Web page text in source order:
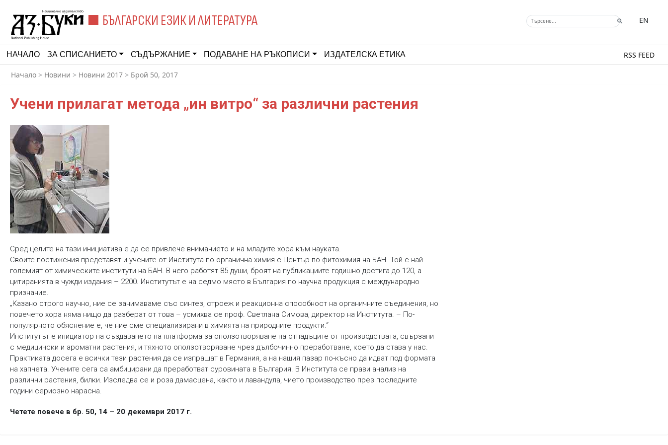
БЪЛГАРСКИ ЕЗИК И ЛИТЕРАТУРА EN
НАЧАЛО ЗА СПИСАНИЕТО СЪДЪРЖАНИЕ ПОДАВАНЕ НА РЪКОПИСИ ИЗДАТЕЛСКА ЕТИКА RSS FEED
Начало > Новини > Новини 2017 > Брой 50, 2017
Учени прилагат метода „ин витро“ за различни растения
Сред целите на тази инициатива е да се привлече вниманието и на младите хора към науката.
Своите постижения представят и учените от Института по органична химия с Център по фитохимия на БАН. Той е най-
големият от химическите институти на БАН. В него работят 85 души, броят на публикациите годишно достига до 120, а
цитиранията в чужди издания – 2200. Институтът е на седмо място в България по научна продукция с международно
признание.
„Казано строго научно, ние се занимаваме със синтез, строеж и реакционна способност на органичните съединения, но
повечето хора няма нищо да разберат от това – усмихва се проф. Светлана Симова, директор на Института. – По-
популярното обяснение е, че ние сме специализирани в химията на природните продукти.“
Институтът е инициатор на създаването на платформа за оползотворяване на отпадъците от производствата, свързани
с медицински и ароматни растения, и тяхното оползотворяване чрез дълбочинно преработване, което да става у нас.
Практиката досега е всички тези растения да се изпращат в Германия, а на нашия пазар по-късно да идват под формата
на хапчета. Учените сега са амбицирани да преработват суровината в България. В Института се прави анализ на
различни растения, билки. Изследва се и роза дамасцена, както и лавандула, чието производство през последните
години сериозно нарасна.
Четете повече в бр. 50, 14 – 20 декември 2017 г.